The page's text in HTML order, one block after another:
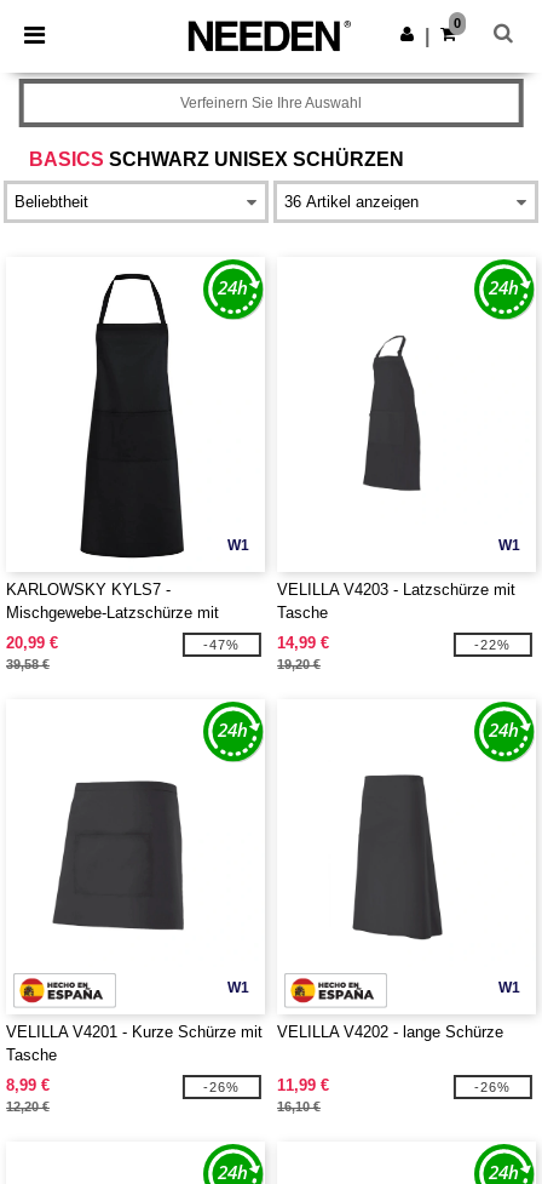
× Needen App
Bessere Preise in der App!
App holen
0
BASICS SCHWARZ UNISEX SCHÜRZEN
Verfeinern Sie Ihre Auswahl
W1
KARLOWSKY KYLS7 -
Mischgewebe-Latzschürze mit
Tasche
20,99 €
39,58 €
-47%
W1
VELILLA V4203 - Latzschürze mit
Tasche
14,99 €
19,20 €
-22%
W1
VELILLA V4201 - Kurze Schürze mit
Tasche
8,99 €
12,20 €
-26%
W1
VELILLA V4202 - lange Schürze
11,99 €
16,10 €
-26%